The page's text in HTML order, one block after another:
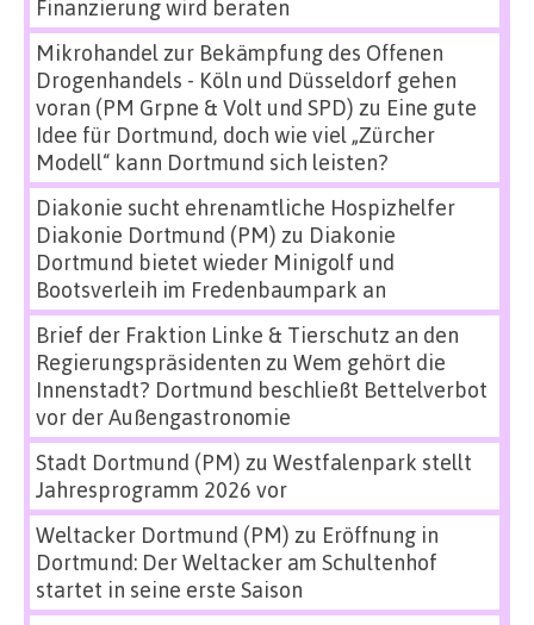
Finanzierung wird beraten
Mikrohandel zur Bekämpfung des Offenen
Drogenhandels - Köln und Düsseldorf gehen
voran (PM Grpne & Volt und SPD) zu Eine gute
Idee für Dortmund, doch wie viel „Zürcher
Modell“ kann Dortmund sich leisten?
Diakonie sucht ehrenamtliche Hospizhelfer
Diakonie Dortmund (PM) zu Diakonie
Dortmund bietet wieder Minigolf und
Bootsverleih im Fredenbaumpark an
Brief der Fraktion Linke & Tierschutz an den
Regierungspräsidenten zu Wem gehört die
Innenstadt? Dortmund beschließt Bettelverbot
vor der Außengastronomie
Stadt Dortmund (PM) zu Westfalenpark stellt
Jahresprogramm 2026 vor
Weltacker Dortmund (PM) zu Eröffnung in
Dortmund: Der Weltacker am Schultenhof
startet in seine erste Saison